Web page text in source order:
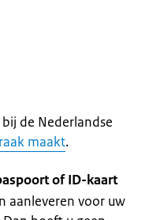
de Nederlandse
maakt.
of ID-kaart
aanleveren voor uw